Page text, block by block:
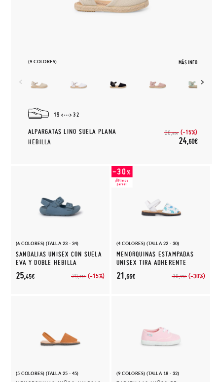
(9 COLORES) MÁS INFO
19 32
ALPARGATAS LINO SUELA PLANA
HEBILLA
28,95€ (-15%)
24,60€
(6 COLORES) (TALLA 23 - 34)
SANDALIAS UNISEX CON SUELA
EVA Y DOBLE HEBILLA
29,95€ (-15%)
25,45€
(4 COLORES) (TALLA 22 - 30)
MENORQUINAS ESTAMPADAS
UNISEX TIRA ADHERENTE
30,95€ (-30%)
21,66€
(5 COLORES) (TALLA 25 - 45) (9 COLORES) (TALLA 18 - 32)